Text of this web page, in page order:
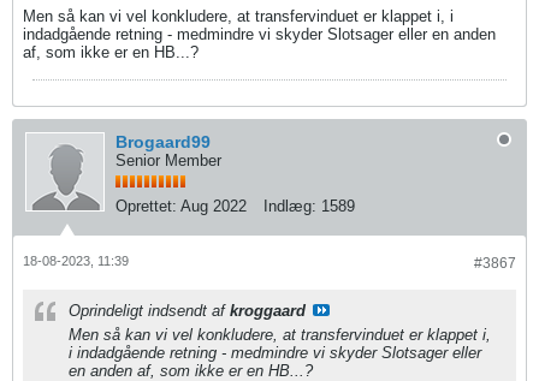
Men så kan vi vel konkludere, at transfervinduet er klappet i, i
indadgående retning - medmindre vi skyder Slotsager eller en anden
af, som ikke er en HB...?
Brogaard99
Senior Member
Oprettet: Aug 2022 Indlæg: 1589
#3867
18-08-2023, 11:39
Oprindeligt indsendt af kroggaard
Men så kan vi vel konkludere, at transfervinduet er klappet i,
i indadgående retning - medmindre vi skyder Slotsager eller
en anden af, som ikke er en HB...?